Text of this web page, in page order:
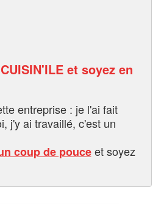
et soyez en
entreprise : je l'ai fait
j'y ai travaillé, c'est un
coup de pouceet soyez